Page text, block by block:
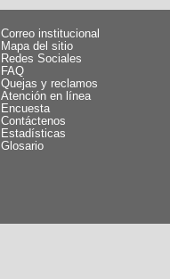
Correo institucional
Mapa del sitio
Redes Sociales
FAQ
Quejas y reclamos
Atención en línea
Encuesta
Contáctenos
Estadísticas
Glosario